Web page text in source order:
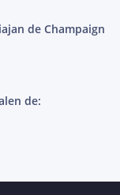
de Champaign
de: